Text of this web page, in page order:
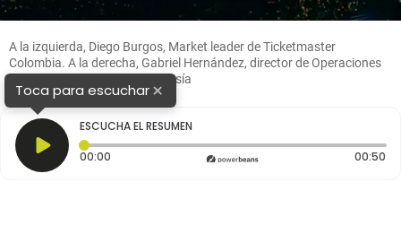
A la izquierda, Diego Burgos, Market leader de Ticketmaster
Colombia. A la derecha, Gabriel Hernández, director de Operaciones
de Ticketmaster. FOTOS Cortesía
Toca para escuchar×
ESCUCHA EL RESUMEN
00:00 Tiempo transcurrido: 0 segundos 00:50